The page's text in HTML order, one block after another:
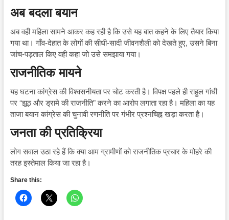
अब बदला बयान
अब वही महिला सामने आकर कह रही है कि उसे यह बात कहने के लिए तैयार किया
गया था। गाँव-देहात के लोगों की सीधी-सादी जीवनशैली को देखते हुए, उसने बिना
जांच-पड़ताल किए वही कहा जो उसे समझाया गया।
राजनीतिक मायने
यह घटना कांग्रेस की विश्वसनीयता पर चोट करती है। विपक्ष पहले ही राहुल गांधी
पर “झूठ और ड्रामे की राजनीति” करने का आरोप लगाता रहा है। महिला का यह
ताजा बयान कांग्रेस की चुनावी रणनीति पर गंभीर प्रश्नचिह्न खड़ा करता है।
जनता की प्रतिक्रिया
लोग सवाल उठा रहे हैं कि क्या आम ग्रामीणों को राजनीतिक प्रचार के मोहरे की
तरह इस्तेमाल किया जा रहा है।
Share this: